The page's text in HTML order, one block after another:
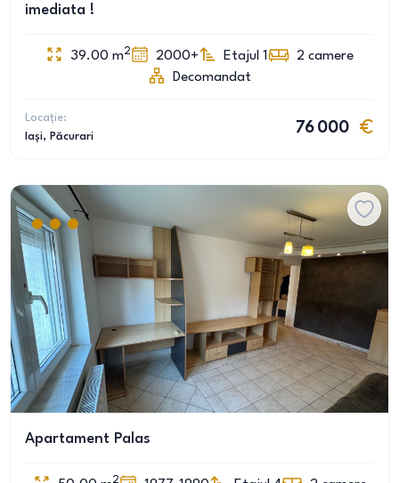
imediata !
39.00 m2 2000+ Etajul 1 2 camere
Decomandat
Locație:
Iași, Păcurari
76 000
Apartament Palas
2